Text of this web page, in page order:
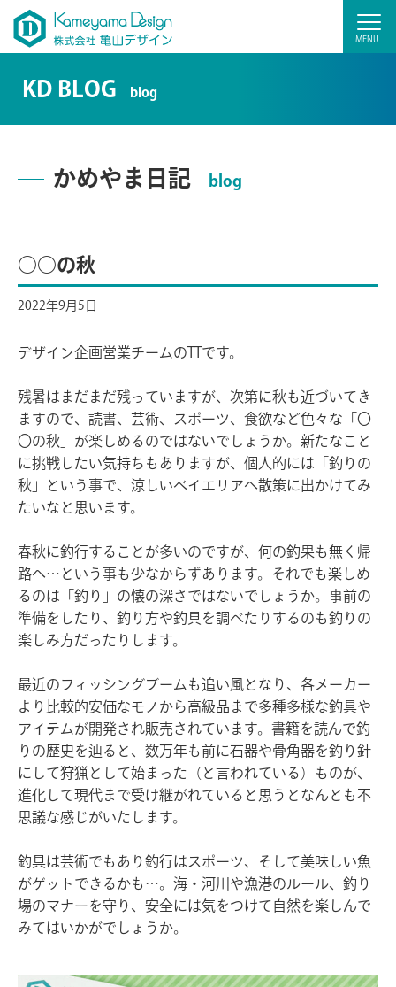
KD BLOG blog
かめやま日記 blog
○○の秋
2022年9月5日
デザイン企画営業チームのTTです。
残暑はまだまだ残っていますが、次第に秋も近づいてき
ますので、読書、芸術、スポーツ、食欲など色々な「〇
〇の秋」が楽しめるのではないでしょうか。新たなこと
に挑戦したい気持ちもありますが、個人的には「釣りの
秋」という事で、涼しいベイエリアへ散策に出かけてみ
たいなと思います。
春秋に釣行することが多いのですが、何の釣果も無く帰
路へ…という事も少なからずあります。それでも楽しめ
るのは「釣り」の懐の深さではないでしょうか。事前の
準備をしたり、釣り方や釣具を調べたりするのも釣りの
楽しみ方だったりします。
最近のフィッシングブームも追い風となり、各メーカー
より比較的安価なモノから高級品まで多種多様な釣具や
アイテムが開発され販売されています。書籍を読んで釣
りの歴史を辿ると、数万年も前に石器や骨角器を釣り針
にして狩猟として始まった（と言われている）ものが、
進化して現代まで受け継がれていると思うとなんとも不
思議な感じがいたします。
釣具は芸術でもあり釣行はスポーツ、そして美味しい魚
がゲットできるかも…。海・河川や漁港のルール、釣り
場のマナーを守り、安全には気をつけて自然を楽しんで
みてはいかがでしょうか。